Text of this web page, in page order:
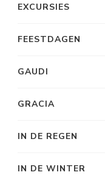
EXCURSIES
FEESTDAGEN
GAUDI
GRACIA
IN DE REGEN
IN DE WINTER